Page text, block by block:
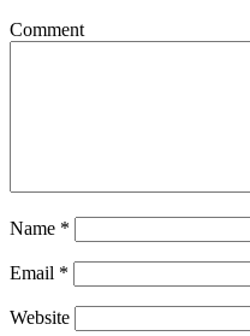
Comment
Name *
Email *
Website